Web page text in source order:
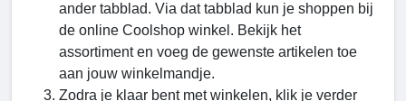
ander tabblad. Via dat tabblad kun je shoppen bij
de online Coolshop winkel. Bekijk het
assortiment en voeg de gewenste artikelen toe
aan jouw winkelmandje.
Zodra je klaar bent met winkelen, klik je verder